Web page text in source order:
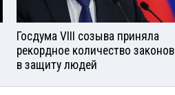
Госдума VIII созыва приняла
рекордное количество законов
в защиту людей